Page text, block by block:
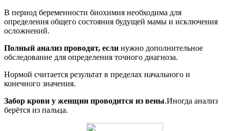
В период беременности биохимия необходима для
определения общего состояния будущей мамы и исключения
осложнений.
Полный анализ проводят, если нужно дополнительное
обследование для определения точного диагноза.
Нормой считается результат в пределах начального и
конечного значения.
Забор крови у женщин проводится из вены.Иногда анализ
берётся из пальца.